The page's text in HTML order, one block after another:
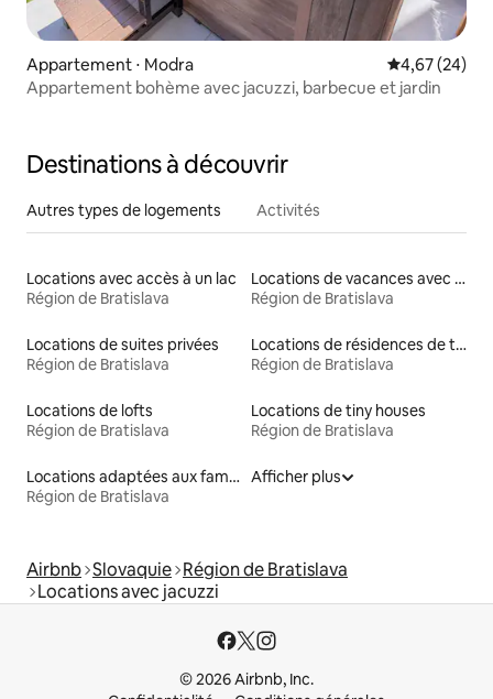
Appartement ⋅ Modra Évaluation
4,67 (24)
Appartement bohème avec jacuzzi, barbecue et jardin
Destinations à découvrir
Autres types de logements Activités
Locations avec accès à un lac
Région de Bratislava
Locations de vacances avec piscine
Région de Bratislava
Locations de suites privées
Région de Bratislava
Locations de résidences de tourisme
Région de Bratislava
Locations de lofts
Région de Bratislava
Locations de tiny houses
Région de Bratislava
Locations adaptées aux familles
Région de Bratislava
Afficher plus
Airbnb Slovaquie Région de Bratislava
Locations avec jacuzzi
© 2026 Airbnb, Inc.